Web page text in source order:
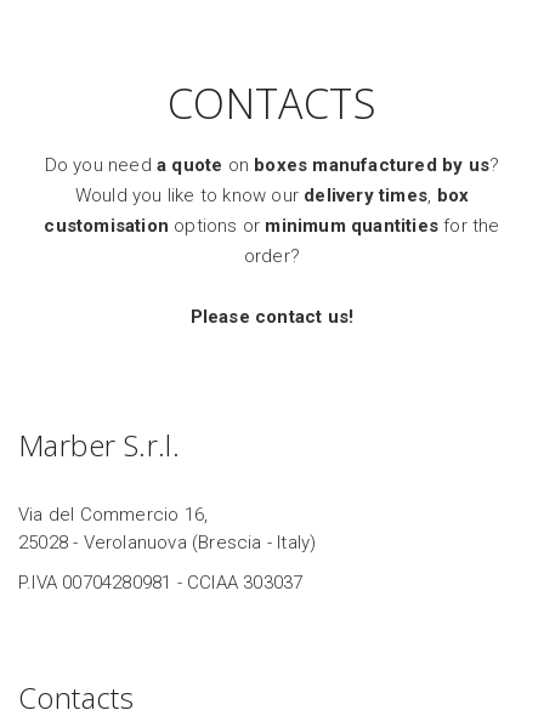
CONTACTS
Do you needa quote on boxes manufactured by us?
Would you like to know our delivery times, box
customisation options or minimum quantities for the
order?
Please contact us!
Marber S.r.l.
Via del Commercio 16,
25028 - Verolanuova (Brescia - Italy)
P.IVA 00704280981 - CCIAA 303037
Contacts